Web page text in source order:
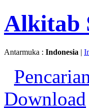
Alkitab
Antarmuka : Indonesia |
Download